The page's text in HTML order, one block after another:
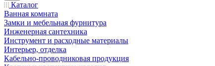
Каталог
Ванная комната
Замки и мебельная фурнитура
Инженерная сантехника
Инструмент и расходные материалы
Интерьер, отделка
Кабельно-проводниковая продукция